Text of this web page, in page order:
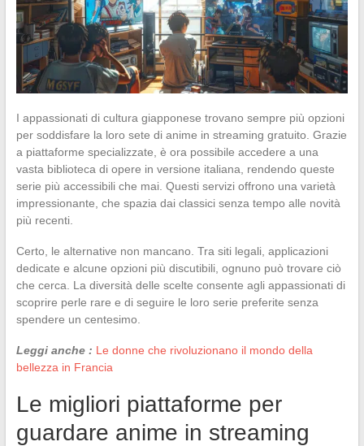
I appassionati di cultura giapponese trovano sempre più opzioni
per soddisfare la loro sete di anime in streaming gratuito. Grazie
a piattaforme specializzate, è ora possibile accedere a una
vasta biblioteca di opere in versione italiana, rendendo queste
serie più accessibili che mai. Questi servizi offrono una varietà
impressionante, che spazia dai classici senza tempo alle novità
più recenti.
Certo, le alternative non mancano. Tra siti legali, applicazioni
dedicate e alcune opzioni più discutibili, ognuno può trovare ciò
che cerca. La diversità delle scelte consente agli appassionati di
scoprire perle rare e di seguire le loro serie preferite senza
spendere un centesimo.
Leggi anche : Le donne che rivoluzionano il mondo della
bellezza in Francia
Le migliori piattaforme per
guardare anime in streaming